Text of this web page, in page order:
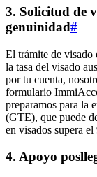
3. Solicitud de
genuinidad#
El trámite de visado
la tasa del visado
por tu cuenta,
formulario
preparamos para la
(GTE), que puede
en visados supera
4. Apoyo